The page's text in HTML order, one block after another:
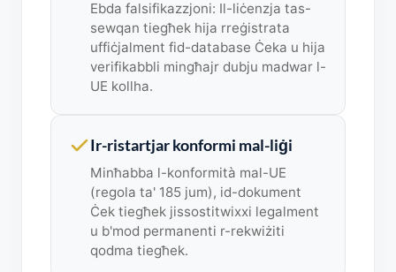
Ebda falsifikazzjoni: Il-liċenzja tas-
sewqan tiegħek hija rreġistrata
uffiċjalment fid-database Ċeka u hija
verifikabbli mingħajr dubju madwar l-
UE kollha.
Ir-ristartjar konformi mal-liġi
Minħabba l-konformità mal-UE
(regola ta' 185 jum), id-dokument
Ċek tiegħek jissostitwixxi legalment
u b'mod permanenti r-rekwiżiti
qodma tiegħek.